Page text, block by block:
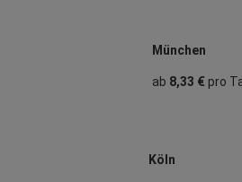
München
ab 8,33 €pro
Köln